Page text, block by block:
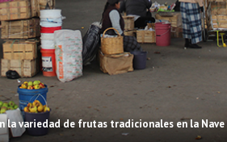
la variedad de frutas tradicionales en la